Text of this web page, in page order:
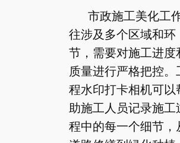
市政施工美化工
往涉及多个区域和环
节，需要对施工进度
质量进行严格把控。
程水印打卡相机可以
助施工人员记录施工
程中的每一个细节，